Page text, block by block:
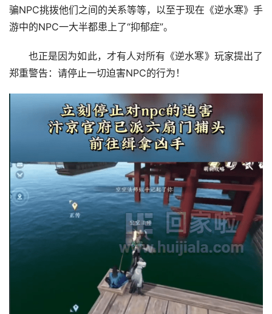
骗NPC挑拨他们之间的关系等等，以至于现在《逆水寒》手
游中的NPC一大半都患上了“抑郁症”。
也正是因为如此，才有人对所有《逆水寒》玩家提出了
郑重警告：请停止一切迫害NPC的行为！